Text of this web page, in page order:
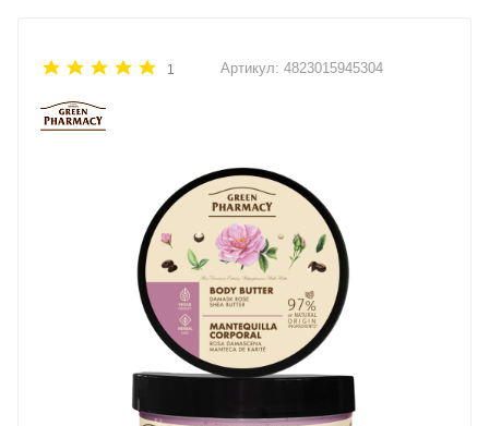
1 Артикул: 4823015945304